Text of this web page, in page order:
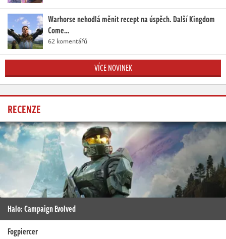
Warhorse nehodlá měnit recept na úspěch. Další Kingdom
Come…
62 komentářů
VÍCE NOVINEK
RECENZE
Halo: Campaign Evolved
Fogpiercer